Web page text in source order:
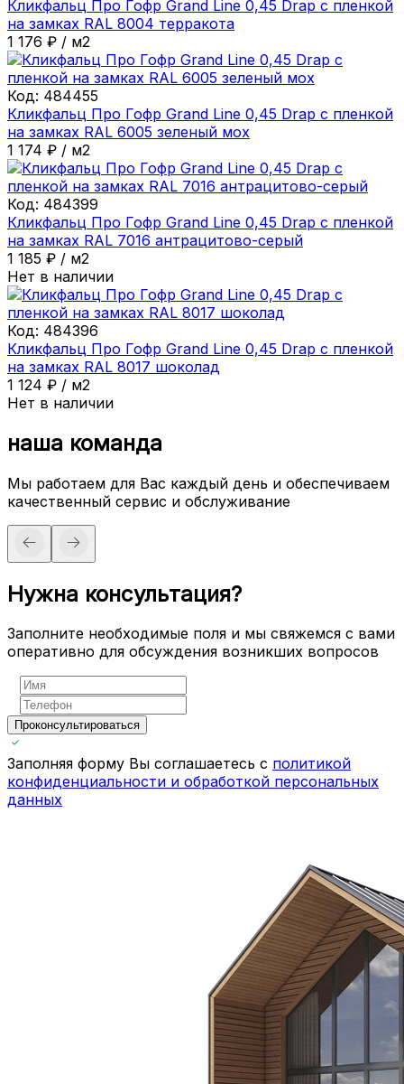
Кликфальц Про Гофр Grand Line 0,45 Drap с пленкой
на замках RAL 8004 терракота
1 176 ₽ / м2
Код: 484455
Кликфальц Про Гофр Grand Line 0,45 Drap с пленкой
на замках RAL 6005 зеленый мох
1 174 ₽ / м2
Код: 484399
Кликфальц Про Гофр Grand Line 0,45 Drap с пленкой
на замках RAL 7016 антрацитово-серый
1 185 ₽ / м2
Нет в наличии
Код: 484396
Кликфальц Про Гофр Grand Line 0,45 Drap с пленкой
на замках RAL 8017 шоколад
1 124 ₽ / м2
Нет в наличии
наша команда
Мы работаем для Вас каждый день и обеспечиваем
качественный сервис и обслуживание
Нужна консультация?
Заполните необходимые поля и мы свяжемся с вами
оперативно для обсуждения возникших вопросов
Проконсультироваться
Заполняя форму Вы соглашаетесь с политикой
конфиденциальности и обработкой персональных
данных